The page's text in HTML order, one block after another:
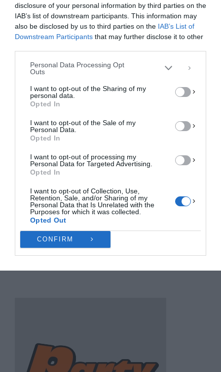
disclosure of your personal information by third parties on the
IAB’s list of downstream participants. This information may
also be disclosed by us to third parties on the IAB’s List of
Downstream Participants that may further disclose it to other
Personal Data Processing Opt
Outs
I want to opt-out of the Sharing of my
personal data.
Opted In
I want to opt-out of the Sale of my
Personal Data.
Opted In
I want to opt-out of processing my
Personal Data for Targeted Advertising.
Opted In
I want to opt-out of Collection, Use,
Retention, Sale, and/or Sharing of my
Personal Data that Is Unrelated with the
Purposes for which it was collected.
Opted Out
CONFIRM
Για να παρέχουμε την καλύτερη εμπειρία, χρησιμοποιούμε τεχνολογίες όπως
cookies για την αποθήκευση ή/και την πρόσβαση σε πληροφορίες συσκευών.
Η συγκατάθεση για τις εν λόγω τεχνολογίες θα μας επιτρέψει να
επεξεργαστούμε δεδομένα προσωπικού χαρακτήρα, όπως συμπεριφορά
περιήγησης ή μοναδικά αναγνωριστικά σε αυτόν τον ιστότοπο. Η μη
συγκατάθεση ή η ανάκληση της συγκατάθεσης, μπορεί να επηρεάσει
αρνητικά ορισμένες λειτουργίες και δυνατότητες.
ΠΡΟΒΟΛΉ ΠΡΟΤΙΜΉΣΕΩΝ
Πολιτική Cookies